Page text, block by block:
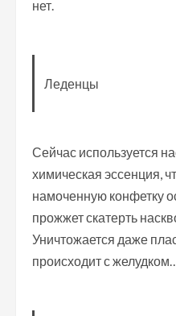
нет.
Леденцы
Сейчас используется
химическая эссенция,
намоченную конфетку
прожжет скатерть
Уничтожается даже
происходит с